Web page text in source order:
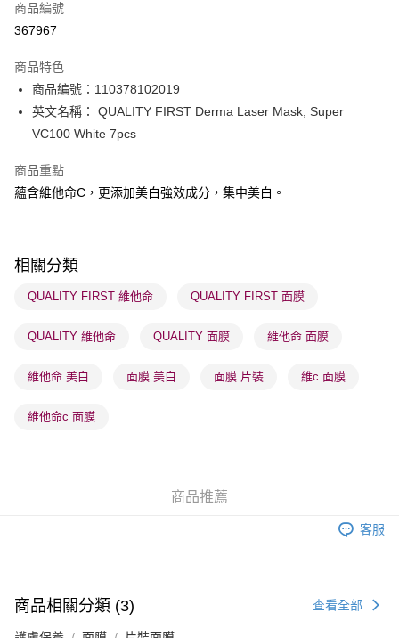
Apple Pay
PayMe
WeChat Pay
送貨方式
每筆HK$65.00，滿HK$300.00或以上免運費
確認發貨後1-3 工作天送達，訂單將隨機分配至SF順豐速運或京東
每筆HK$65.00，滿HK$300.00或以上免運費
(香港門市) 只顯示可選門市。確認發貨後2-5個工作天到店，3天內
(澳門門市) 只顯示可選門市。確認發貨後2-5個工作天到店，3天內
商品編號
367967
商品特色
商品編號：110378102019
英文名稱： QUALITY FIRST Derma Laser Mask, Super
VC100 White 7pcs
商品重點
蘊含維他命C，更添加美白強效成分，集中美白。
相關分類
QUALITY FIRST 維他命 QUALITY FIRST 面膜
QUALITY 維他命 QUALITY 面膜 維他命 面膜
維他命 美白 面膜 美白 面膜 片裝 維c 面膜
維他命c 面膜
商品推薦
客服
商品相關分類 (3) 查看全部